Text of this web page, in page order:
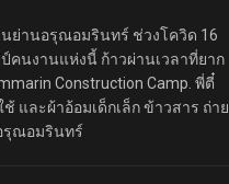
ย่านอรุณอมรินทร์ ช่วงโควิด 16
คนงานแห่งนี้ ก้าวผ่านเวลาที่ยาก
Construction Camp. พี่ตี๋
และผ้าอ้อมเด็กเล็ก ข้าวสาร ถ่าย
รุณอมรินทร์